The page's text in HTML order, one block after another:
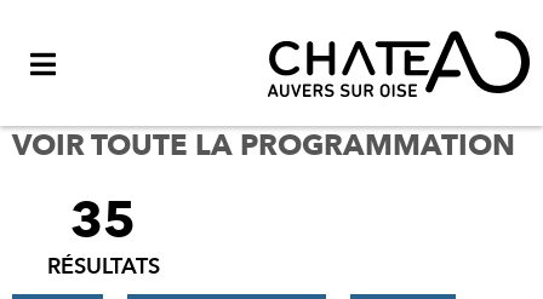
VOIR TOUTE LA PROGRAMMATION
FILTRER
RÉSULTATS
35
RÉSULTATS